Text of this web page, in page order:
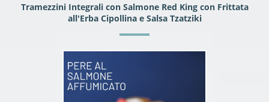
Tramezzini Integrali con Salmone Red King con Frittata
all'Erba Cipollina e Salsa Tzatziki